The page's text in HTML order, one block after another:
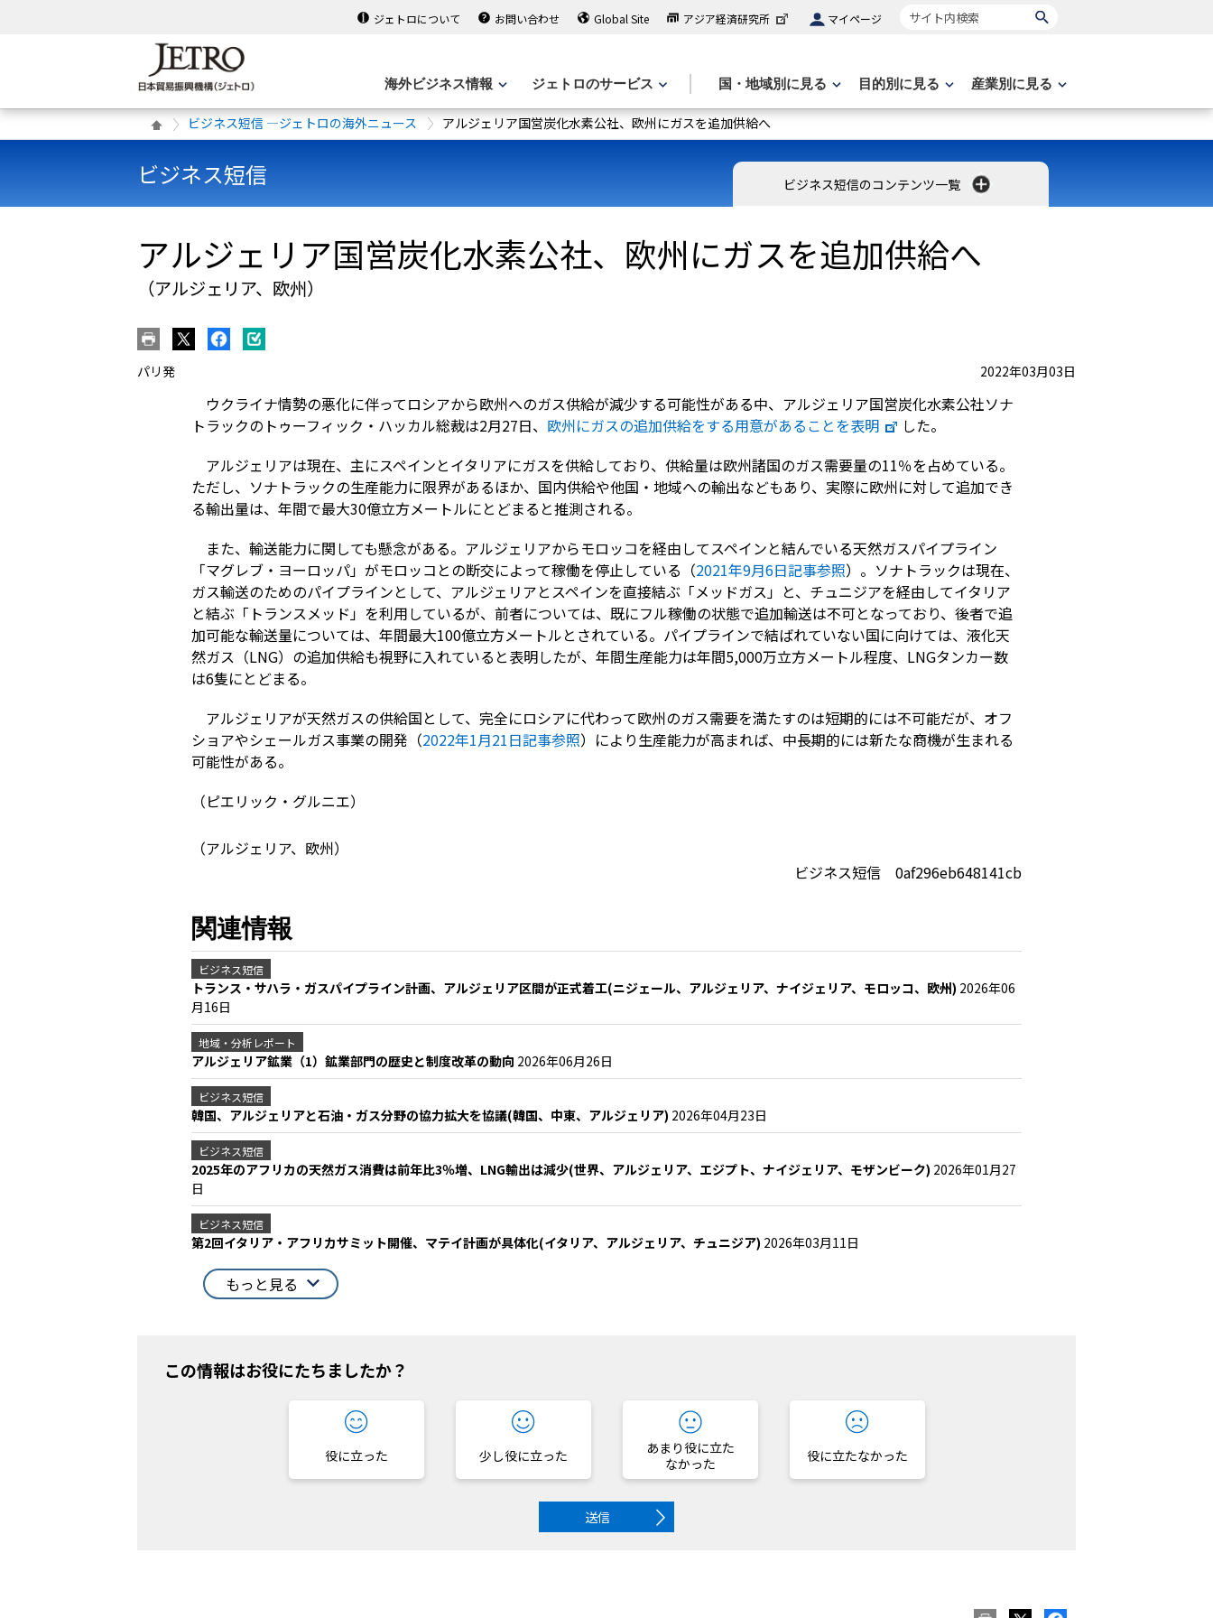
ジェトロについて お問い合わせ Global Site アジア経済研究所 マイページ サイト内検索
海外ビジネス情報 ジェトロのサービス 国・地域別に見る 目的別に見る 産業別に見る
ビジネス短信 ―ジェトロの海外ニュース アルジェリア国営炭化水素公社、欧州にガスを追加供給へ
ビジネス短信 ビジネス短信のコンテンツ一覧
アルジェリア国営炭化水素公社、欧州にガスを追加供給へ
（アルジェリア、欧州）
パリ発 2022年03月03日
ウクライナ情勢の悪化に伴ってロシアから欧州へのガス供給が減少する可能性がある中、アルジェリア国営炭化水素公社ソナ
トラックのトゥーフィック・ハッカル総裁は2月27日、 欧州にガスの追加供給をする用意があることを表明
した。
アルジェリアは現在、主にスペインとイタリアにガスを供給しており、供給量は欧州諸国のガス需要量の11％を占めている。
ただし、ソナトラックの生産能力に限界があるほか、国内供給や他国・地域への輸出などもあり、実際に欧州に対して追加でき
る輸出量は、年間で最大30億立方メートルにとどまると推測される。
また、輸送能力に関しても懸念がある。アルジェリアからモロッコを経由してスペインと結んでいる天然ガスパイプライン
「マグレブ・ヨーロッパ」がモロッコとの断交によって稼働を停止している（2021年9月6日記事参照）。ソナトラックは現在、
ガス輸送のためのパイプラインとして、アルジェリアとスペインを直接結ぶ「メッドガス」と、チュニジアを経由してイタリア
と結ぶ「トランスメッド」を利用しているが、前者については、既にフル稼働の状態で追加輸送は不可となっており、後者で追
加可能な輸送量については、年間最大100億立方メートルとされている。パイプラインで結ばれていない国に向けては、液化天
然ガス（LNG）の追加供給も視野に入れていると表明したが、年間生産能力は年間5,000万立方メートル程度、LNGタンカー数
は6隻にとどまる。
アルジェリアが天然ガスの供給国として、完全にロシアに代わって欧州のガス需要を満たすのは短期的には不可能だが、オフ
ショアやシェールガス事業の開発（2022年1月21日記事参照）により生産能力が高まれば、中長期的には新たな商機が生まれる
可能性がある。
（ピエリック・グルニエ）
（アルジェリア、欧州）
ビジネス短信 0af296eb648141cb
関連情報
ビジネス短信
トランス・サハラ・ガスパイプライン計画、アルジェリア区間が正式着工(ニジェール、アルジェリア、ナイジェリア、モロッコ、欧州) 2026年06
月16日
地域・分析レポート
アルジェリア鉱業（1）鉱業部門の歴史と制度改革の動向 2026年06月26日
ビジネス短信
韓国、アルジェリアと石油・ガス分野の協力拡大を協議(韓国、中東、アルジェリア) 2026年04月23日
ビジネス短信
2025年のアフリカの天然ガス消費は前年比3％増、LNG輸出は減少(世界、アルジェリア、エジプト、ナイジェリア、モザンビーク) 2026年01月27
日
ビジネス短信
第2回イタリア・アフリカサミット開催、マテイ計画が具体化(イタリア、アルジェリア、チュニジア) 2026年03月11日
もっと見る
この情報はお役にたちましたか？
役に立った 少し役に立った
あまり役に立た
なかった
役に立たなかった
送信